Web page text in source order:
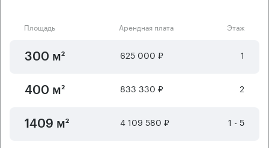
Площадь Арендная плата Этаж
300 м² 625 000 ₽ 1
400 м² 833 330 ₽ 2
1409 м² 4 109 580 ₽ 1 - 5